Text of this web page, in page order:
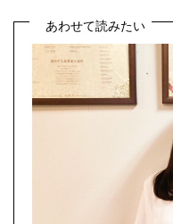
あわせて読みたい